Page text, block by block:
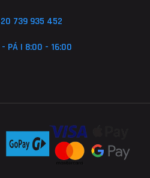
739 935 452
- PÁ | 8:00 - 16:00